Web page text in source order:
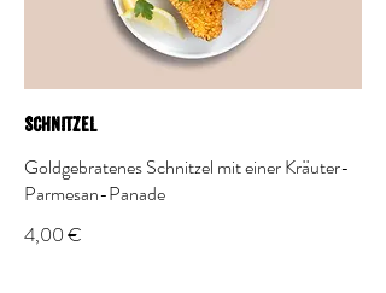
Schnitzel
Goldgebratenes Schnitzel mit einer Kräuter-
Parmesan-Panade
4,00 €